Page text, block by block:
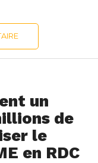
un
de
le
en RDC